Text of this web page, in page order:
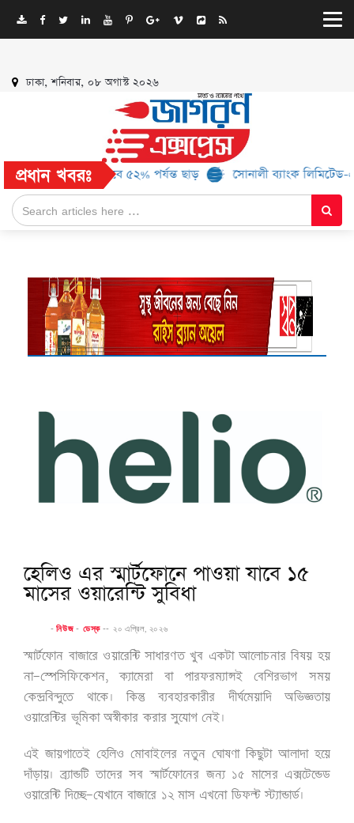
ঢাকা, শনিবার, ০৮ অগাস্ট ২০২৬
প্রধান খবরঃ
ব্র্যান্ড, মিলবে ৫২% পর্যন্ত ছাড় সোনালী ব্যাংক লিমিটেড-এর
হেলিও এর স্মার্টফোনে পাওয়া যাবে ১৫
মাসের ওয়ারেন্টি সুবিধা
-নিউজ - ডেস্ক -- ২০ এপ্রিল, ২০২৬
স্মার্টফোন বাজারে ওয়ারেন্টি সাধারণত খুব একটা আলোচনার বিষয় হয়
না—স্পেসিফিকেশন, ক্যামেরা বা পারফরম্যান্সই বেশিরভাগ সময়
কেন্দ্রবিন্দুতে থাকে। কিন্তু ব্যবহারকারীর দীর্ঘমেয়াদি অভিজ্ঞতায়
ওয়ারেন্টির ভূমিকা অস্বীকার করার সুযোগ নেই।
এই জায়গাতেই হেলিও মোবাইলের নতুন ঘোষণা কিছুটা আলাদা হয়ে
দাঁড়ায়। ব্র্যান্ডটি তাদের সব স্মার্টফোনের জন্য ১৫ মাসের এক্সটেন্ডেড
ওয়ারেন্টি দিচ্ছে—যেখানে বাজারে ১২ মাস এখনো ডিফল্ট স্ট্যান্ডার্ড।